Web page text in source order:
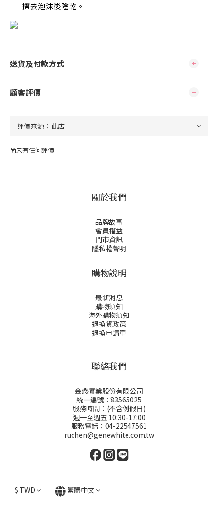
擦去泡沫後陰乾 。
送貨及付款方式
顧客評價
尚未有任何評價
關於我們
品牌故事
會員權益
門市資訊
隱私權聲明
購物說明
最新消息
購物須知
海外購物須知
退換貨政策
退換申請單
聯絡我們
金懋實業股份有限公司
統一編號：83565025
服務時間：(不含例假日)
週一至週五 10:30-17:00
服務電話：04-22547561
ruchen@genewhite.com.tw
$ TWD 繁體中文